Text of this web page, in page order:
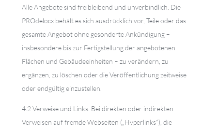
Alle Angebote sind freibleibend und unverbindlich. Die
PROdelocx behält es sich ausdrücklich vor, Teile oder das
gesamte Angebot ohne gesonderte Ankündigung –
insbesondere bis zur Fertigstellung der angebotenen
Flächen und Gebäudeeinheiten – zu verändern, zu
ergänzen, zu löschen oder die Veröffentlichung zeitweise
oder endgültig einzustellen.
4.2 Verweise und Links. Bei direkten oder indirekten
Verweisen auf fremde Webseiten („Hyperlinks“), die